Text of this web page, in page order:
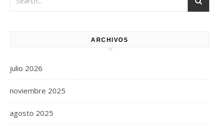
ARCHIVOS
julio 2026
noviembre 2025
agosto 2025